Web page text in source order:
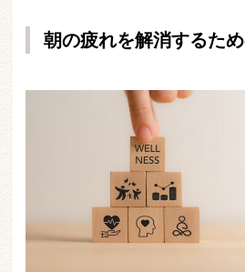
朝の疲れを解消するた